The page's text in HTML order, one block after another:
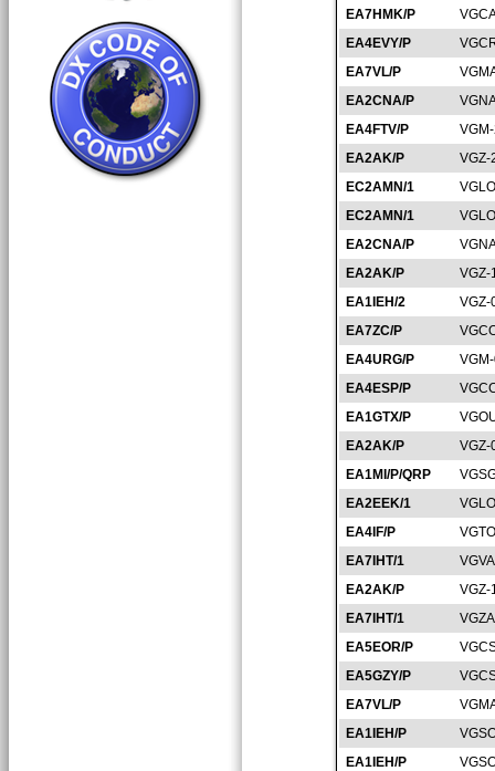
EA7HMK/P
EA4EVY/P
EA7VL/P
EA2CNA/P
EA4FTV/P
EA2AK/P
VGZ-
EC2AMN/1
EC2AMN/1
EA2CNA/P
EA2AK/P
VGZ-
EA1IEH/2
VGZ-
EA7ZC/P
EA4URG/P
EA4ESP/P
EA1GTX/P
EA2AK/P
VGZ-
EA1MI/P/QRP
EA2EEK/1
EA4IF/P
EA7IHT/1
EA2AK/P
VGZ-
EA7IHT/1
EA5EOR/P
EA5GZY/P
EA7VL/P
EA1IEH/P
EA1IEH/P